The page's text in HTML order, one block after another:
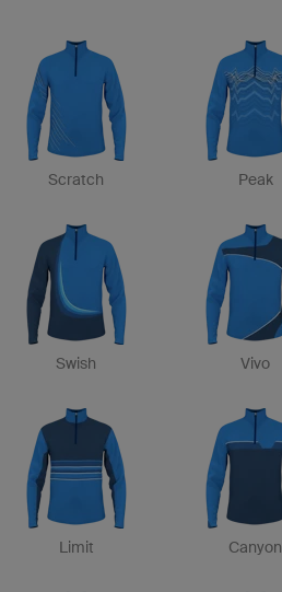
Scratch Peak
Swish Vivo
Limit Canyon